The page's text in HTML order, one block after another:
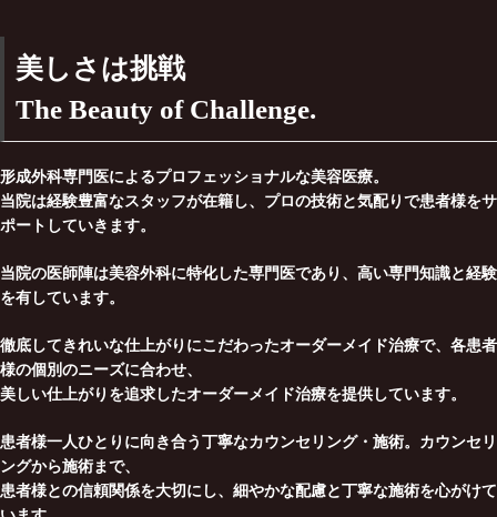
美しさは挑戦
The Beauty of Challenge.
形成外科専門医によるプロフェッショナルな美容医療。
当院は経験豊富なスタッフが在籍し、プロの技術と気配りで患者様をサ
ポートしていきます。
当院の医師陣は美容外科に特化した専門医であり、高い専門知識と経験
を有しています。
徹底してきれいな仕上がりにこだわったオーダーメイド治療で、各患者
様の個別のニーズに合わせ、
美しい仕上がりを追求したオーダーメイド治療を提供しています。
患者様一人ひとりに向き合う丁寧なカウンセリング・施術。カウンセリ
ングから施術まで、
患者様との信頼関係を大切にし、細やかな配慮と丁寧な施術を心がけて